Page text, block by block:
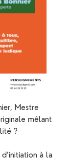
Mestre
mêlant
?
à la